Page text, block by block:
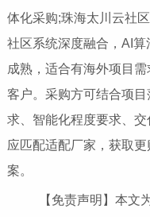
体化采购;珠海太川云社
社区系统深度融合，AI
成熟，适合有海外项目
客户。采购方可结合项
求、智能化程度要求、
应匹配适配厂家，获取
案。
【免责声明】本文为